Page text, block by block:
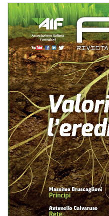
Immagine di copertina